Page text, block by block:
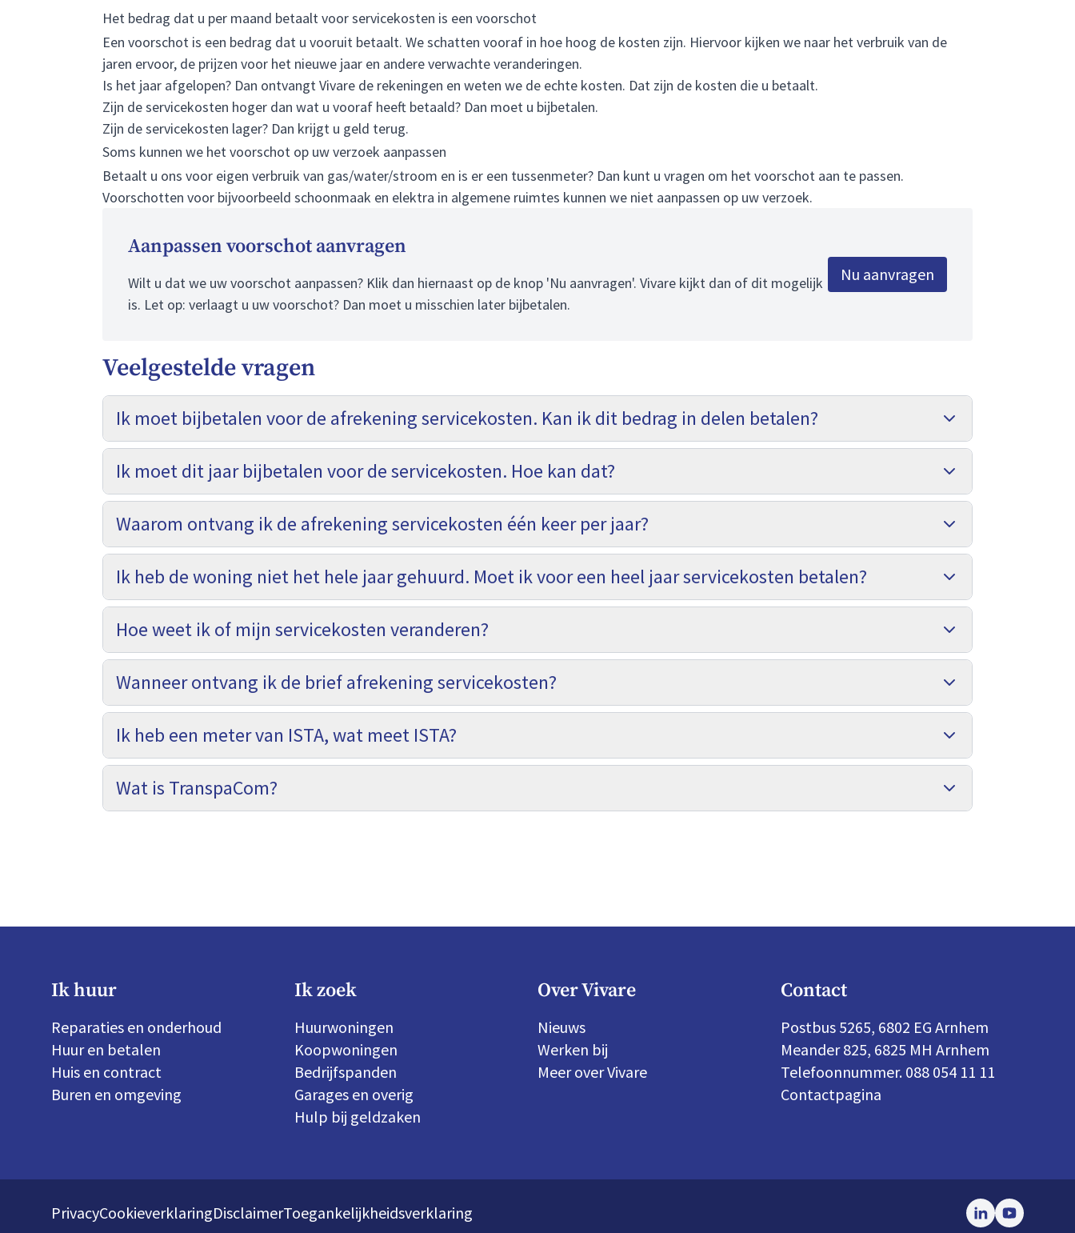
Het bedrag dat u per maand betaalt voor servicekosten is een voorschot
Een voorschot is een bedrag dat u vooruit betaalt. We schatten vooraf in hoe hoog de kosten zijn. Hiervoor kijken we naar het verbruik van de
jaren ervoor, de prijzen voor het nieuwe jaar en andere verwachte veranderingen.
Is het jaar afgelopen? Dan ontvangt Vivare de rekeningen en weten we de echte kosten. Dat zijn de kosten die u betaalt.
Zijn de servicekosten hoger dan wat u vooraf heeft betaald? Dan moet u bijbetalen.
Zijn de servicekosten lager? Dan krijgt u geld terug.
Soms kunnen we het voorschot op uw verzoek aanpassen
Betaalt u ons voor eigen verbruik van gas/water/stroom en is er een tussenmeter? Dan kunt u vragen om het voorschot aan te passen.
Voorschotten voor bijvoorbeeld schoonmaak en elektra in algemene ruimtes kunnen we niet aanpassen op uw verzoek.
Aanpassen voorschot aanvragen
Wilt u dat we uw voorschot aanpassen? Klik dan hiernaast op de knop 'Nu aanvragen'. Vivare kijkt dan of dit mogelijk
is. Let op: verlaagt u uw voorschot? Dan moet u misschien later bijbetalen.
Nu aanvragen
Veelgestelde vragen
Ik moet bijbetalen voor de afrekening servicekosten. Kan ik dit bedrag in delen betalen?
Ik moet dit jaar bijbetalen voor de servicekosten. Hoe kan dat?
Waarom ontvang ik de afrekening servicekosten één keer per jaar?
Ik heb de woning niet het hele jaar gehuurd. Moet ik voor een heel jaar servicekosten betalen?
Hoe weet ik of mijn servicekosten veranderen?
Wanneer ontvang ik de brief afrekening servicekosten?
Ik heb een meter van ISTA, wat meet ISTA?
Wat is TranspaCom?
Ik huur
Reparaties en onderhoud
Huur en betalen
Huis en contract
Buren en omgeving
Ik zoek
Huurwoningen
Koopwoningen
Bedrijfspanden
Garages en overig
Hulp bij geldzaken
Over Vivare
Nieuws
Werken bij
Meer over Vivare
Contact
Postbus 5265, 6802 EG Arnhem
Meander 825, 6825 MH Arnhem
Telefoonnummer. 088 054 11 11
Contactpagina
PrivacyCookieverklaringDisclaimerToegankelijkheidsverklaring LinkedInYoutube